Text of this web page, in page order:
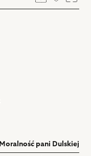
Dodaj
Moralność pani Dulskiej